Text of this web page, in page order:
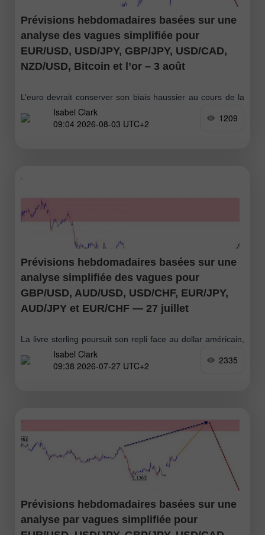
Prévisions hebdomadaires basées sur une
analyse des vagues simplifiée pour
EUR/USD, USD/JPY, GBP/JPY, USD/CAD,
NZD/USD, Bitcoin et l’or – 3 août
L’euro devrait conserver son biais haussier au cours de la
semaine à venir. Après avoir probablement testé la zone de
résistance, la paire pourrait se retourner et se replier vers
Isabel Clark
09:04 2026-08-03 UTC+2
1209
Prévisions hebdomadaires basées sur une
analyse simplifiée des vagues pour
GBP/USD, AUD/USD, USD/CHF, EUR/JPY,
AUD/JPY et EUR/CHF — 27 juillet
La livre sterling poursuit son repli face au dollar américain,
prolongeant la tendance baissière amorcée en janvier de
cette année. La contre-vague corrective est désormais
Isabel Clark
09:38 2026-07-27 UTC+2
2335
Prévisions hebdomadaires basées sur une
analyse par vagues simplifiée pour